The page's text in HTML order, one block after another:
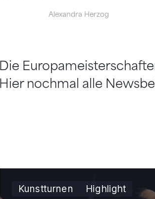
Alexandra Herzog
Die
Hier nochmal alle